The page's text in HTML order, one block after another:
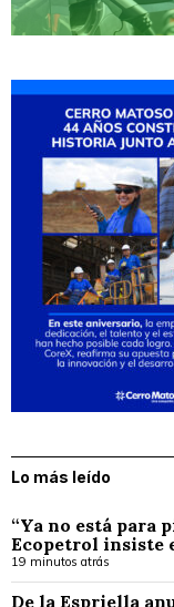
Lo más leído
“Ya no está para
Ecopetrol insiste
19 minutos atrás
De la Espriella